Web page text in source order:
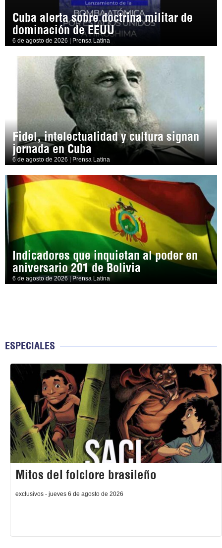
Cuba alerta sobre doctrina militar de
dominación de EEUU
6 de agosto de 2026 | Prensa Latina
Fidel, intelectualidad y cultura signan
jornada en Cuba
6 de agosto de 2026 | Prensa Latina
Indicadores que inquietan al poder en
aniversario 201 de Bolivia
6 de agosto de 2026 | Prensa Latina
ESPECIALES
Mitos del folclore brasileño
exclusivos - jueves 6 de agosto de 2026